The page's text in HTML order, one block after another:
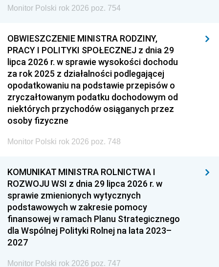
Monitor Polski rok 2026 poz. 754
OBWIESZCZENIE MINISTRA RODZINY,
PRACY I POLITYKI SPOŁECZNEJ z dnia 29
lipca 2026 r. w sprawie wysokości dochodu
za rok 2025 z działalności podlegającej
opodatkowaniu na podstawie przepisów o
zryczałtowanym podatku dochodowym od
niektórych przychodów osiąganych przez
osoby fizyczne
Monitor Polski rok 2026 poz. 748
KOMUNIKAT MINISTRA ROLNICTWA I
ROZWOJU WSI z dnia 29 lipca 2026 r. w
sprawie zmienionych wytycznych
podstawowych w zakresie pomocy
finansowej w ramach Planu Strategicznego
dla Wspólnej Polityki Rolnej na lata 2023–
2027
Monitor Polski rok 2026 poz. 747